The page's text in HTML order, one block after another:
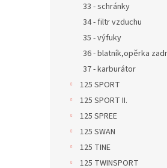
33 - schránky
34 - filtr vzduchu
35 - výfuky
36 - blatník,opěrka
37 - karburátor
125 SPORT
125 SPORT II.
125 SPREE
125 SWAN
125 TINE
125 TWINSPORT